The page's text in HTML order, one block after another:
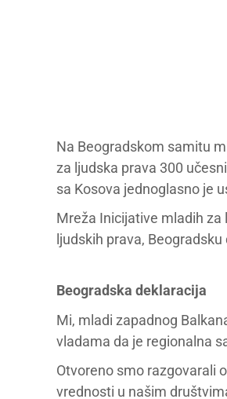
Na Beogradskom samitu
za ljudska prava 300
sa Kosova jednoglasno je
Mreža Inicijative mladih za
ljudskih prava,
Beogradska deklaracija
Mi, mladi zapadnog
vladama da je regionalna
Otvoreno smo razgovarali
vrednosti u našim